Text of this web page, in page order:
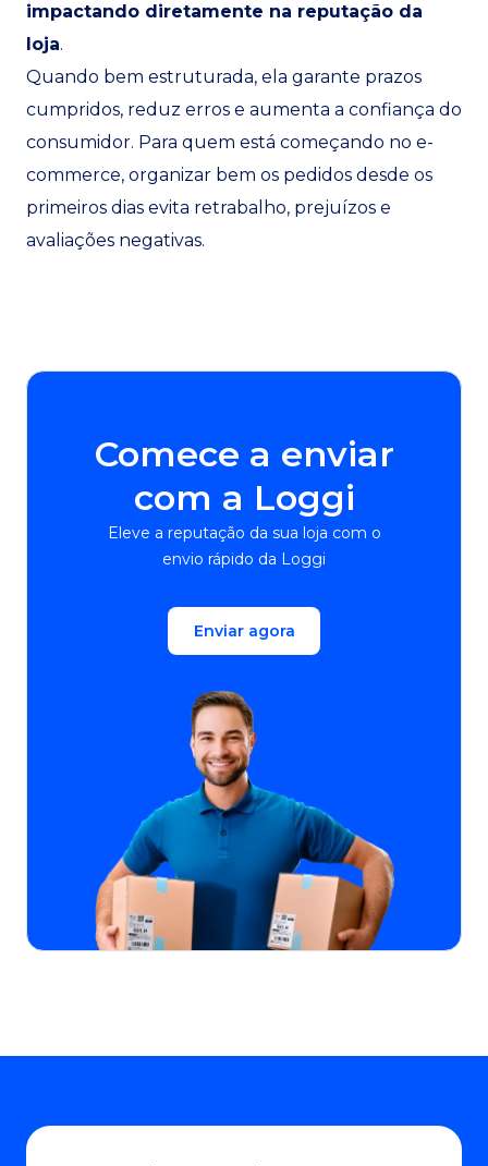
impactando diretamente na reputação da
loja.
Quando bem estruturada, ela garante prazos
cumpridos, reduz erros e aumenta a confiança do
consumidor. Para quem está começando no e-
commerce, organizar bem os pedidos desde os
primeiros dias evita retrabalho, prejuízos e
avaliações negativas.
Comece a enviar
com a Loggi
Eleve a reputação da sua loja com o
envio rápido da Loggi
Enviar agora